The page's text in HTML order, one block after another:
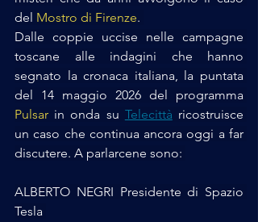
del Mostro di Firenze.
Dalle coppie uccise nelle campagne
toscane alle indagini che hanno
segnato la cronaca italiana, la puntata
Pulsar in onda su Telecittà ricostruisce
un caso che continua ancora oggi a far
discutere. A parlarcene sono:
ALBERTO NEGRI Presidente di Spazio
Tesla